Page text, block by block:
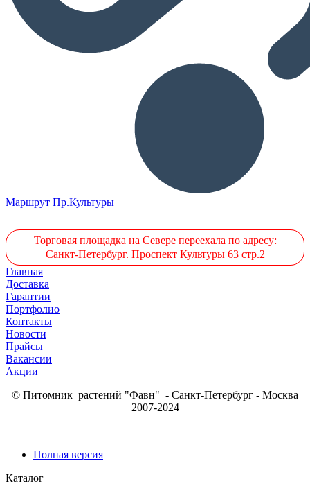
Маршрут Пр.Культуры
Торговая площадка на Севере переехала по адресу:
Санкт-Петербург. Проспект Культуры 63 стр.2
Главная
Доставка
Гарантии
Портфолио
Контакты
Новости
Прайсы
Вакансии
Акции
© Питомник растений "Фавн" - Санкт-Петербург - Москва
2007-2024
Полная версия
Каталог